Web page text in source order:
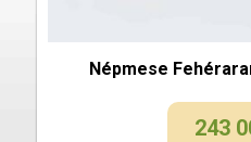
Népmese
243